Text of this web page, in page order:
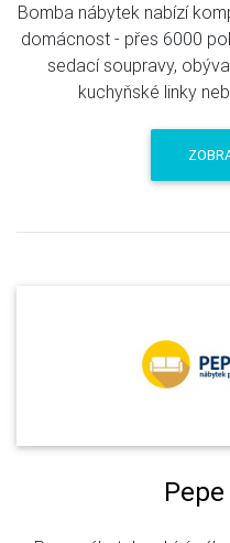
Bomba nábytek nabízí
domácnost - přes 6000
sedací soupravy,
kuchyňské linky